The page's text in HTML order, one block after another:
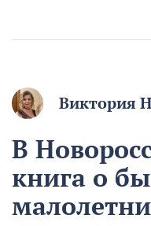
Виктория
В
книга о